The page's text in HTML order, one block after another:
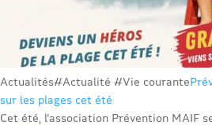
Actualités#Actualité #Vie courante
sur les plages cet été
Cet été, l’association Prévention MAIF